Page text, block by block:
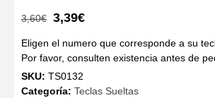
3,60€ El
original
era:
3,60€.
3,39€
actual
es:
Eligen el numero que corresponde a su
Por favor, consulten existencia antes de
SKU: TS0132
Categoría: Teclas Sueltas